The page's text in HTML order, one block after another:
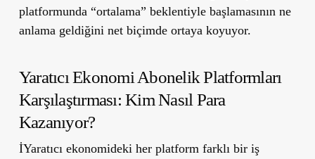
platformunda “ortalama” beklentiyle başlamasının ne
anlama geldiğini net biçimde ortaya koyuyor.
Yaratıcı Ekonomi Abonelik Platformları
Karşılaştırması: Kim Nasıl Para
Kazanıyor?
İYaratıcı ekonomideki her platform farklı bir iş